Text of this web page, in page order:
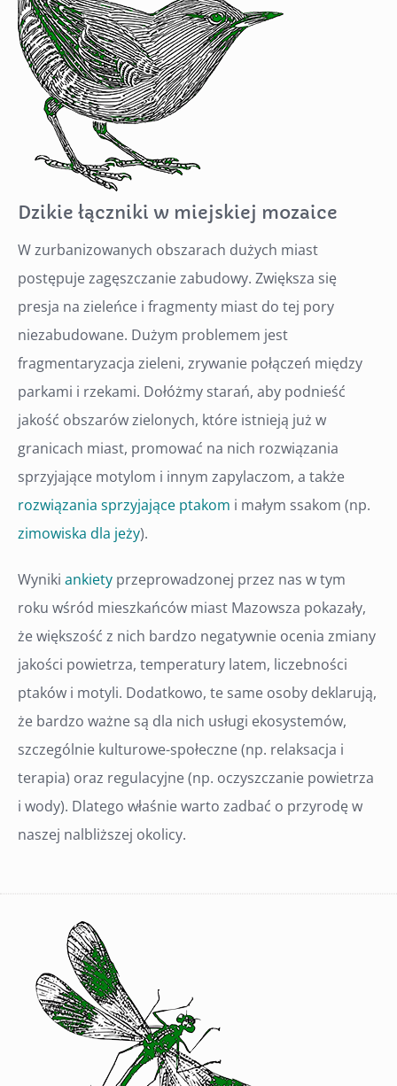
Dzikie łączniki w miejskiej mozaice
W zurbanizowanych obszarach dużych miast
postępuje zagęszczanie zabudowy. Zwiększa się
presja na zieleńce i fragmenty miast do tej pory
niezabudowane. Dużym problemem jest
fragmentaryzacja zieleni, zrywanie połączeń między
parkami i rzekami. Dołóżmy starań, aby podnieść
jakość obszarów zielonych, które istnieją już w
granicach miast, promować na nich rozwiązania
sprzyjające motylom i innym zapylaczom, a także
rozwiązania sprzyjające ptakom i małym ssakom (np.
zimowiska dla jeży).
Wyniki ankiety przeprowadzonej przez nas w tym
roku wśród mieszkańców miast Mazowsza pokazały,
że większość z nich bardzo negatywnie ocenia zmiany
jakości powietrza, temperatury latem, liczebności
ptaków i motyli. Dodatkowo, te same osoby deklarują,
że bardzo ważne są dla nich usługi ekosystemów,
szczególnie kulturowe-społeczne (np. relaksacja i
terapia) oraz regulacyjne (np. oczyszczanie powietrza
i wody). Dlatego właśnie warto zadbać o przyrodę w
naszej nalbliższej okolicy.